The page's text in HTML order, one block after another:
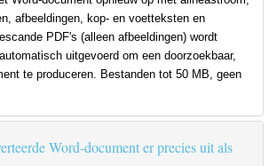
afbeeldingen, kop- en voetteksten en
PDF's (alleen afbeeldingen) wordt
uitgevoerd om een doorzoekbaar,
te produceren. Bestanden tot 50 MB, geen
Word-document er precies uit als